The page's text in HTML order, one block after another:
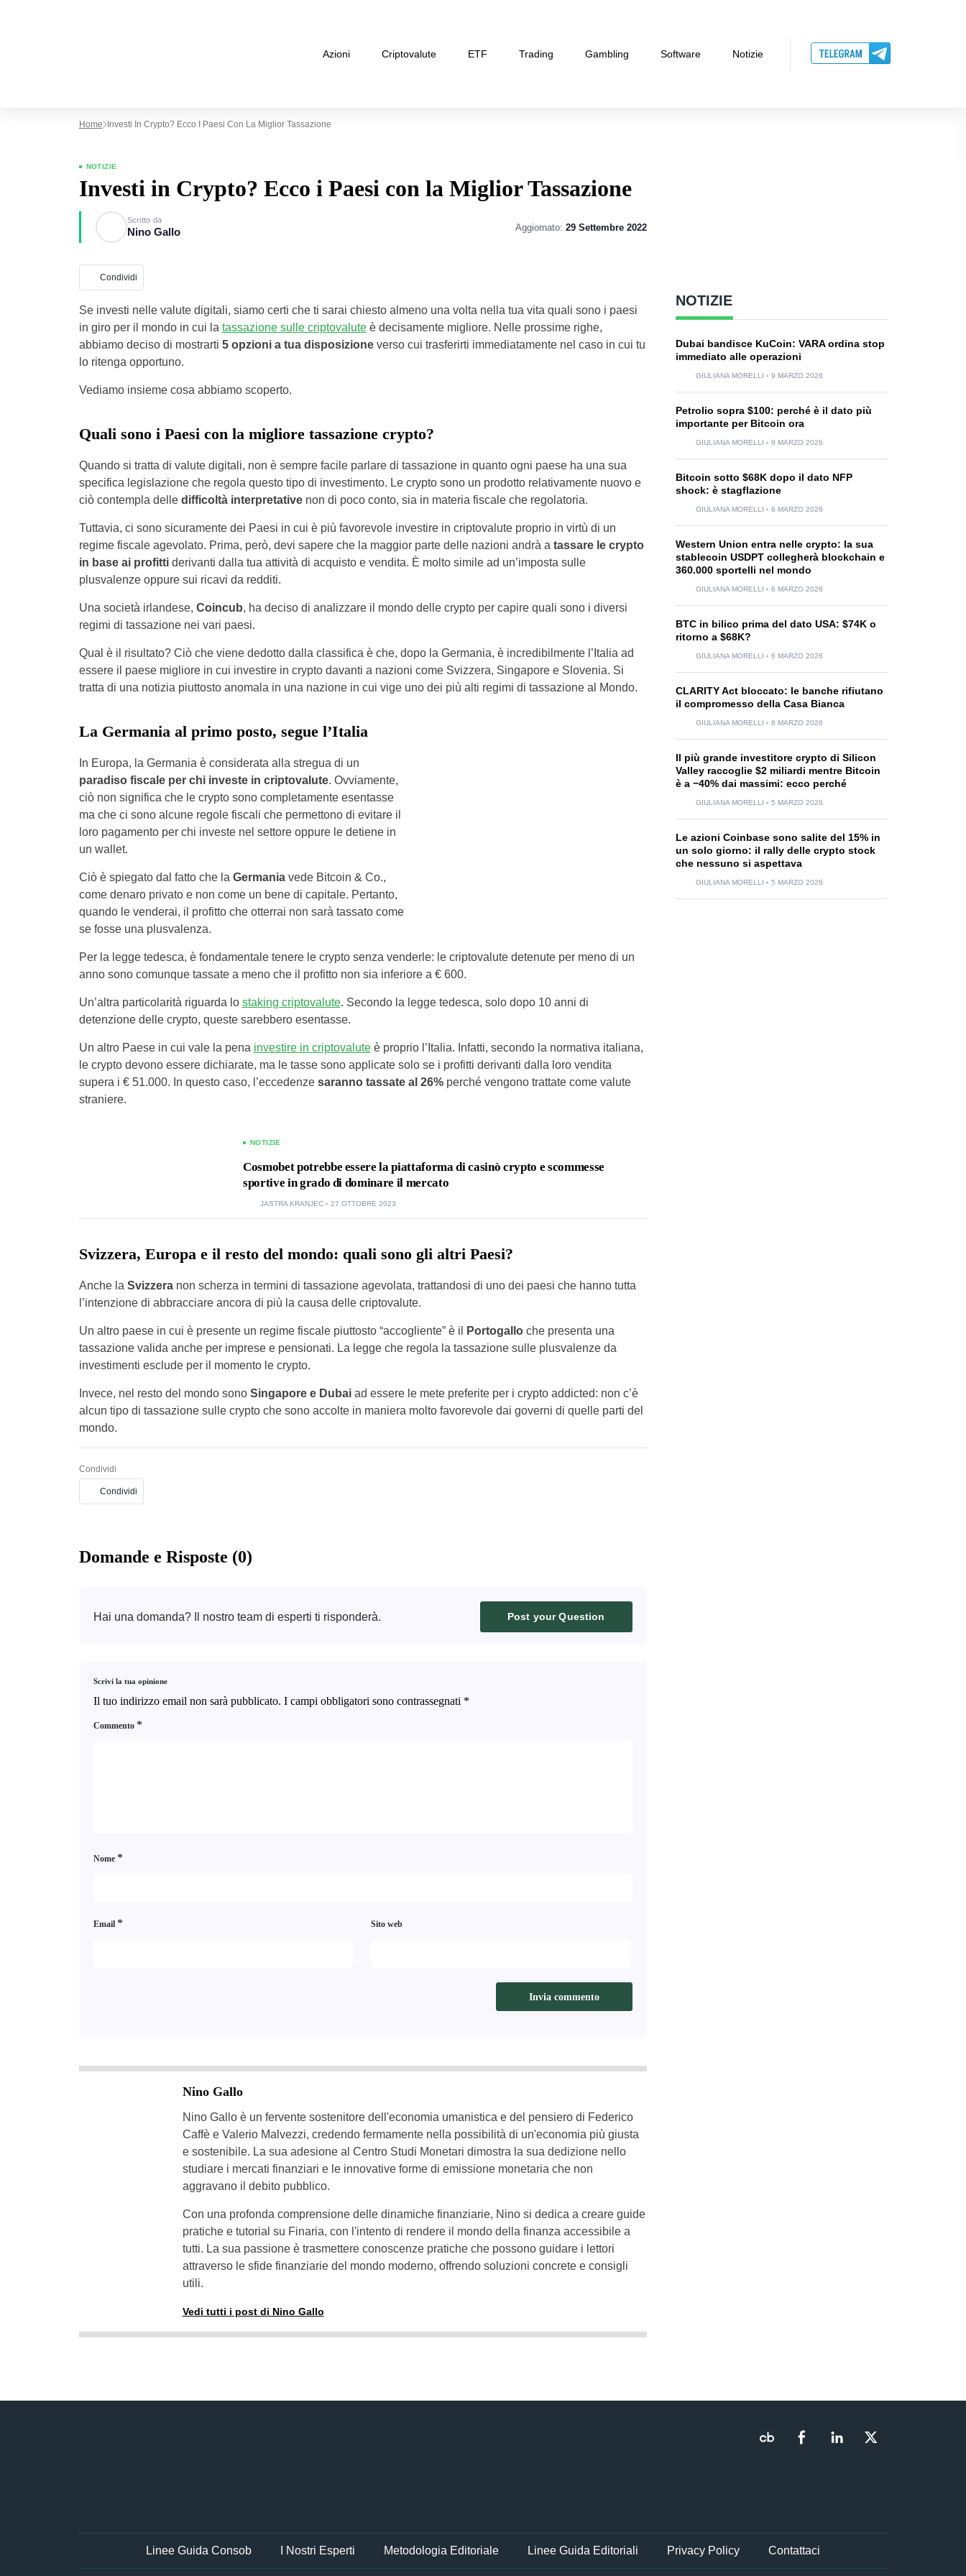
Azioni Criptovalute ETF Trading Gambling Software Notizie
Home Investi In Crypto? Ecco I Paesi Con La Miglior Tassazione
NOTIZIE
Investi in Crypto? Ecco i Paesi con la Miglior Tassazione
Scritto da
Nino Gallo Aggiornato: 29 Settembre 2022
Condividi
Se investi nelle valute digitali, siamo certi che ti sarai chiesto almeno una volta nella tua vita quali sono i paesi
in giro per il mondo in cui la tassazione sulle criptovaluteè decisamente migliore. Nelle prossime righe,
abbiamo deciso di mostrarti 5 opzioni a tua disposizioneverso cui trasferirti immediatamente nel caso in cui tu
lo ritenga opportuno.
Vediamo insieme cosa abbiamo scoperto.
Quali sono i Paesi con la migliore tassazione crypto?
Quando si tratta di valute digitali, non è sempre facile parlare di tassazione in quanto ogni paese ha una sua
specifica legislazione che regola questo tipo di investimento. Le crypto sono un prodotto relativamente nuovo e
ciò contempla delledifficoltà interpretative non di poco conto, sia in materia fiscale che regolatoria.
Tuttavia, ci sono sicuramente dei Paesi in cui è più favorevole investire in criptovalute proprio in virtù di un
regime fiscale agevolato. Prima, però, devi sapere che la maggior parte delle nazioni andrà a tassare le crypto
in base ai profittiderivanti dalla tua attività di acquisto e vendita. È molto simile ad un’imposta sulle
plusvalenze oppure sui ricavi da redditi.
Una società irlandese, Coincub, ha deciso di analizzare il mondo delle crypto per capire quali sono i diversi
regimi di tassazione nei vari paesi.
Qual è il risultato? Ciò che viene dedotto dalla classifica è che, dopo la Germania, è incredibilmente l’Italia ad
essere il paese migliore in cui investire in crypto davanti a nazioni come Svizzera, Singapore e Slovenia. Si
tratta di una notizia piuttosto anomala in una nazione in cui vige uno dei più alti regimi di tassazione al Mondo.
La Germania al primo posto, segue l’Italia
In Europa, la Germania è considerata alla stregua di un
paradiso fiscale per chi investe in criptovalute. Ovviamente,
ciò non significa che le crypto sono completamente esentasse
ma che ci sono alcune regole fiscali che permettono di evitare il
loro pagamento per chi investe nel settore oppure le detiene in
un wallet.
Ciò è spiegato dal fatto che la Germania vede Bitcoin & Co.,
come denaro privato e non come un bene di capitale. Pertanto,
quando le venderai, il profitto che otterrai non sarà tassato come
se fosse una plusvalenza.
Per la legge tedesca, è fondamentale tenere le crypto senza venderle: le criptovalute detenute per meno di un
anno sono comunque tassate a meno che il profitto non sia inferiore a € 600.
Un’altra particolarità riguarda lo staking criptovalute. Secondo la legge tedesca, solo dopo 10 anni di
detenzione delle crypto, queste sarebbero esentasse.
Un altro Paese in cui vale la pena investire in criptovaluteè proprio l’Italia. Infatti, secondo la normativa italiana,
le crypto devono essere dichiarate, ma le tasse sono applicate solo se i profitti derivanti dalla loro vendita
supera i € 51.000. In questo caso, l’eccedenze saranno tassate al 26%perché vengono trattate come valute
straniere.
NOTIZIE
Cosmobet potrebbe essere la piattaforma di casinò crypto e scommesse
sportive in grado di dominare il mercato
JASTRA KRANJEC 27 OTTOBRE 2023
Svizzera, Europa e il resto del mondo: quali sono gli altri Paesi?
Anche la Svizzera non scherza in termini di tassazione agevolata, trattandosi di uno dei paesi che hanno tutta
l’intenzione di abbracciare ancora di più la causa delle criptovalute.
Un altro paese in cui è presente un regime fiscale piuttosto “accogliente” è il Portogallo che presenta una
tassazione valida anche per imprese e pensionati. La legge che regola la tassazione sulle plusvalenze da
investimenti esclude per il momento le crypto.
Invece, nel resto del mondo sono Singapore e Dubaiad essere le mete preferite per i crypto addicted: non c’è
alcun tipo di tassazione sulle crypto che sono accolte in maniera molto favorevole dai governi di quelle parti del
mondo.
Condividi
Condividi
Domande e Risposte (0)
Hai una domanda? Il nostro team di esperti ti risponderà. Post your Question
Scrivi la tua opinione
Il tuo indirizzo email non sarà pubblicato. I campi obbligatori sono contrassegnati *
Commento *
Nome *
Email * Sito web
Nino Gallo
Nino Gallo è un fervente sostenitore dell'economia umanistica e del pensiero di Federico
Caffè e Valerio Malvezzi, credendo fermamente nella possibilità di un'economia più giusta
e sostenibile. La sua adesione al Centro Studi Monetari dimostra la sua dedizione nello
studiare i mercati finanziari e le innovative forme di emissione monetaria che non
aggravano il debito pubblico.
Con una profonda comprensione delle dinamiche finanziarie, Nino si dedica a creare guide
pratiche e tutorial su Finaria, con l'intento di rendere il mondo della finanza accessibile a
tutti. La sua passione è trasmettere conoscenze pratiche che possono guidare i lettori
attraverso le sfide finanziarie del mondo moderno, offrendo soluzioni concrete e consigli
utili.
Vedi tutti i post di Nino Gallo
NOTIZIE
Dubai bandisce KuCoin: VARA ordina stop
immediato alle operazioni
GIULIANA MORELLI 9 MARZO 2026
Petrolio sopra $100: perché è il dato più
importante per Bitcoin ora
GIULIANA MORELLI 9 MARZO 2026
Bitcoin sotto $68K dopo il dato NFP
shock: è stagflazione
GIULIANA MORELLI 6 MARZO 2026
Western Union entra nelle crypto: la sua
stablecoin USDPT collegherà blockchain e
360.000 sportelli nel mondo
GIULIANA MORELLI 6 MARZO 2026
BTC in bilico prima del dato USA: $74K o
ritorno a $68K?
GIULIANA MORELLI 6 MARZO 2026
CLARITY Act bloccato: le banche rifiutano
il compromesso della Casa Bianca
GIULIANA MORELLI 6 MARZO 2026
Il più grande investitore crypto di Silicon
Valley raccoglie $2 miliardi mentre Bitcoin
è a −40% dai massimi: ecco perché
GIULIANA MORELLI 5 MARZO 2026
Le azioni Coinbase sono salite del 15% in
un solo giorno: il rally delle crypto stock
che nessuno si aspettava
GIULIANA MORELLI 5 MARZO 2026
Linee Guida Consob I Nostri Esperti Metodologia Editoriale Linee Guida Editoriali Privacy Policy Contattaci